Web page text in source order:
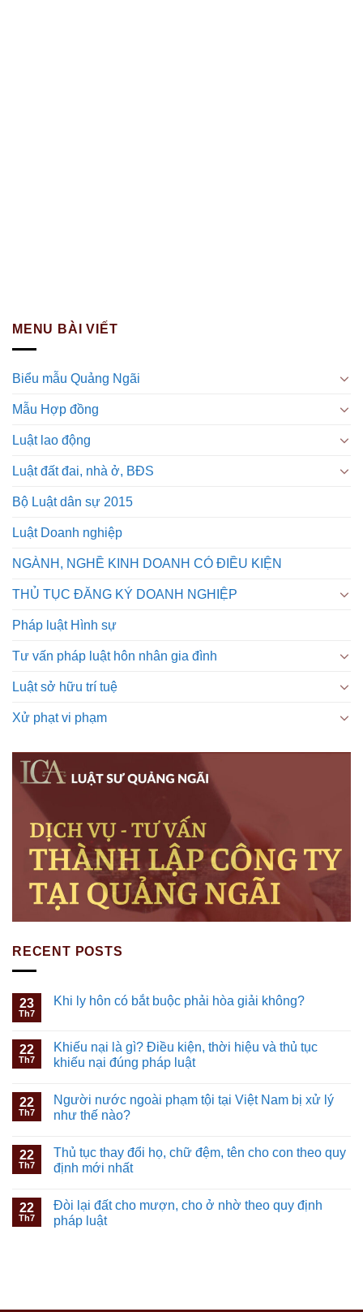
MENU BÀI VIẾT
Biểu mẫu Quảng Ngãi
Mẫu Hợp đồng
Luật lao động
Luật đất đai, nhà ở, BĐS
Bộ Luật dân sự 2015
Luật Doanh nghiệp
NGÀNH, NGHỀ KINH DOANH CÓ ĐIỀU KIỆN
THỦ TỤC ĐĂNG KÝ DOANH NGHIỆP
Pháp luật Hình sự
Tư vấn pháp luật hôn nhân gia đình
Luật sở hữu trí tuệ
Xử phạt vi phạm
RECENT POSTS
23
Th7
Khi ly hôn có bắt buộc phải hòa giải không?
22
Th7
Khiếu nại là gì? Điều kiện, thời hiệu và thủ tục
khiếu nại đúng pháp luật
22
Th7
Người nước ngoài phạm tội tại Việt Nam bị xử lý
như thế nào?
22
Th7
Thủ tục thay đổi họ, chữ đệm, tên cho con theo quy
định mới nhất
22
Th7
Đòi lại đất cho mượn, cho ở nhờ theo quy định
pháp luật